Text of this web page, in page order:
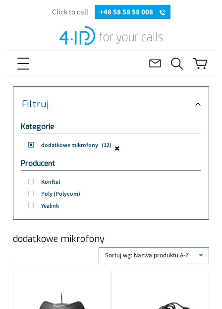
Click to call +48 58 58 58 008
Filtruj
Kategorie
dodatkowe mikrofony (12)
Producent
Konftel
Poly (Polycom)
Yealink
dodatkowe mikrofony
Sortuj wg: Nazwa produktu A-Z